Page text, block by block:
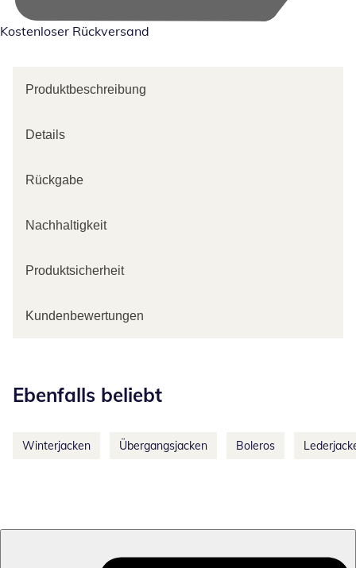
Kostenloser Rückversand
Produktbeschreibung
Details
Rückgabe
Nachhaltigkeit
Produktsicherheit
Kundenbewertungen
Ebenfalls beliebt
Winterjacken Übergangsjacken Boleros